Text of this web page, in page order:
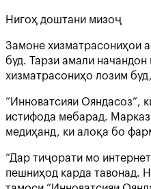
Нигоҳ доштани мизоҷ
Замоне хизматрасониҳои
буд. Тарзи амали
хизматрасониҳо лозим
“Инноватсияи Ояндасоз”,
истифода мебарад.
медиҳанд, ки алоқа бо
“Дар тиҷорати мо
пешниҳод карда тавонад.